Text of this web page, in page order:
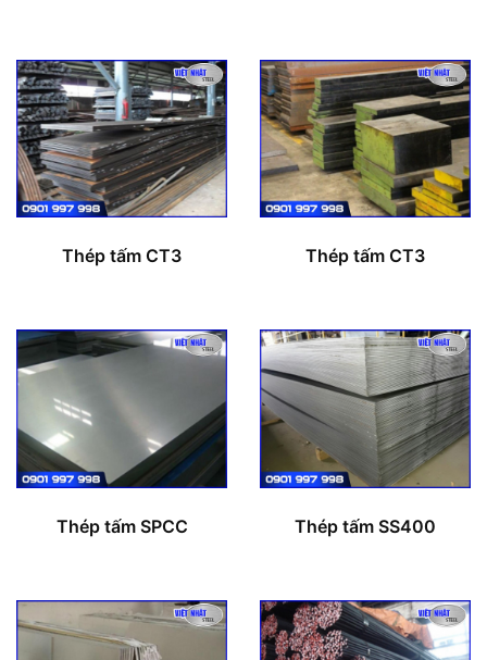
Thép tấm CT3 Thép tấm CT3
Thép tấm SPCC Thép tấm SS400